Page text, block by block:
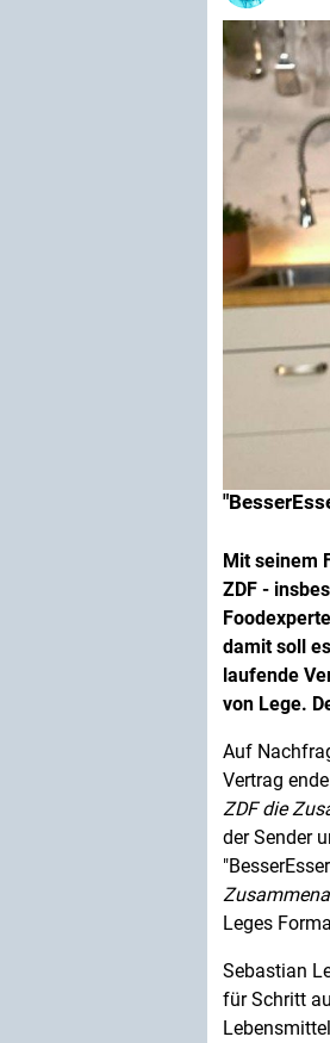
Mit seinem
ZDF -
damit soll
laufende
von Lege.
Auf
Vertrag
ZDF die
der Sender
Leges
Sebastian
für Schritt